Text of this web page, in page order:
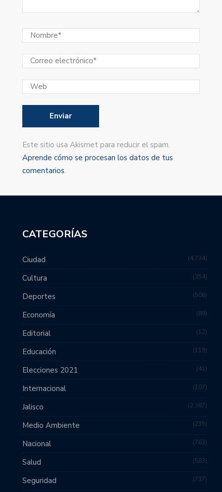
Este sitio usa Akismet para reducir el spam.
Aprende cómo se procesan los datos de tus
comentarios.
CATEGORÍAS
Ciudad 4,734
Cultura 354
Deportes 506
Economía 89
Editorial 12
Educación 119
Elecciones 2021 41
Internacional 107
Jalisco 2,387
Medio Ambiente 235
Nacional 763
Salud 583
Seguridad 737